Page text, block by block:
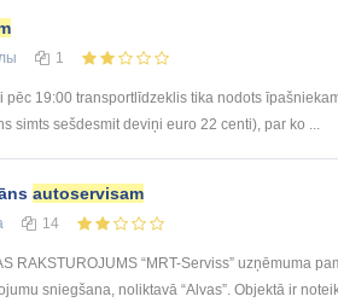
1
pēc 19:00 transportlīdzeklis tika nodots
simts sešdesmit deviņi euro 22 centi), par ko ...
autoservisam
14
RAKSTUROJUMS “MRT-Serviss” uzņēmuma
sniegšana, noliktavā “Alvas”. Objektā ir